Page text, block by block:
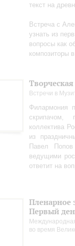
текст на
Встреча с
узнать из
вопросы как
композиторы
Встречи в
Филармония
скрипачом,
коллектива
из
Павел
ведущими
ответит на
Пленарное
Первый
во время